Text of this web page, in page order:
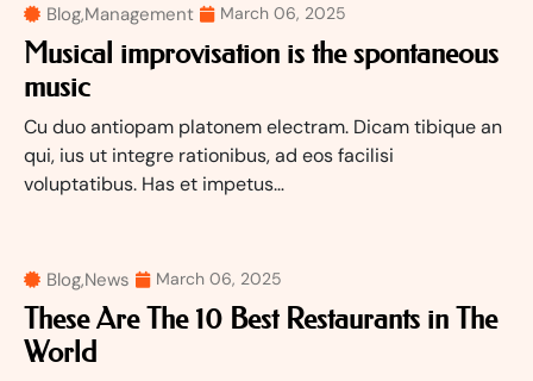
Blog,Management March 06, 2025
Musical improvisation is the spontaneous
music
Cu duo antiopam platonem electram. Dicam tibique an
qui, ius ut integre rationibus, ad eos facilisi
voluptatibus. Has et impetus…
Blog,News March 06, 2025
These Are The 10 Best Restaurants in The
World